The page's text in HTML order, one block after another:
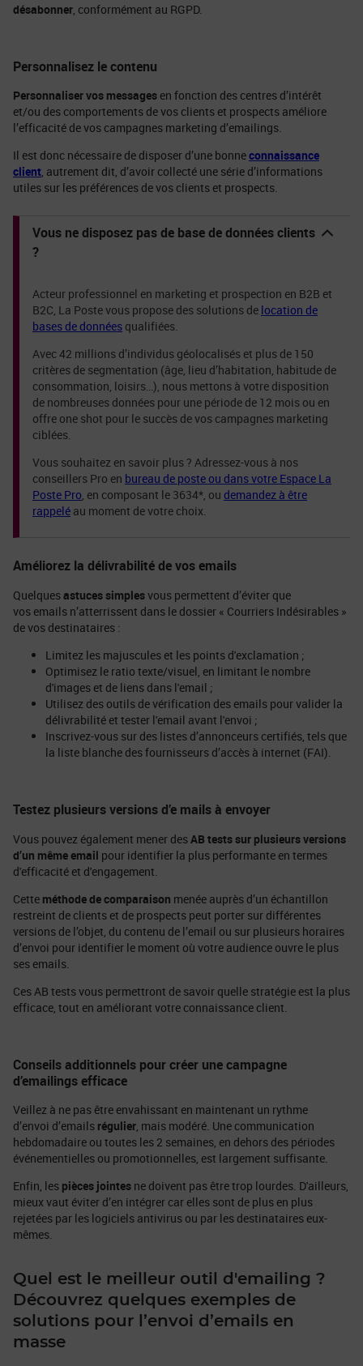
désabonner , conformément au RGPD.
Personnalisez le contenu
Personnaliser vos messages en fonction des centres d’intérêt
et/ou des comportements de vos clients et prospects améliore
l’efficacité de vos campagnes marketing d’emailings.
Il est donc nécessaire de disposer d’une bonneconnaissance
client, autrement dit, d’avoir collecté une série d’informations
utiles sur les préférences de vos clients et prospects.
Vous ne disposez pas de base de données clients
?
Acteur professionnel en marketing et prospection en B2B et
B2C, La Poste vous propose des solutions de location de
bases de données qualifiées.
Avec 42 millions d’individus géolocalisés et plus de 150
critères de segmentation (âge, lieu d’habitation, habitude de
consommation, loisirs…), nous mettons à votre disposition
de nombreuses données pour une période de 12 mois ou en
offre one shot pour le succès de vos campagnes marketing
ciblées.
Vous souhaitez en savoir plus ? Adressez-vous à nos
conseillers Pro en bureau de poste ou dans votre Espace La
Poste Pro, en composant le 3634*, ou demandez à être
rappelé au moment de votre choix.
Améliorez la délivrabilité de vos emails
Quelquesastuces simplesvous permettent d’éviter que
vos emails n’atterrissent dans le dossier « Courriers Indésirables »
de vos destinataires :
Limitez les majuscules et les points d'exclamation ;
Optimisez le ratio texte/visuel, en limitant le nombre
d'images et de liens dans l'email ;
Utilisez des outils de vérification des emails pour valider la
délivrabilité et tester l'email avant l'envoi ;
Inscrivez-vous sur des listes d’annonceurs certifiés, tels que
la liste blanche des fournisseurs d’accès à internet (FAI).
Testez plusieurs versions d’e mails à envoyer
Vous pouvez également mener desAB tests sur plusieurs versions
d’un même email pour identifier la plus performante en termes
d'efficacité et d'engagement.
Cette méthode de comparaison menée auprès d’un échantillon
restreint de clients et de prospects peut porter sur différentes
versions de l’objet, du contenu de l’email ou sur plusieurs horaires
d’envoi pour identifier le moment où votre audience ouvre le plus
ses emails.
Ces AB tests vous permettront de savoir quelle stratégie est la plus
efficace, tout en améliorant votre connaissance client.
Conseils additionnels pour créer une campagne
d’emailings efficace
Veillez à ne pas être envahissant en maintenant un rythme
d’envoi d’emails régulier, mais modéré. Une communication
hebdomadaire ou toutes les 2 semaines, en dehors des périodes
événementielles ou promotionnelles, est largement suffisante.
Enfin, les pièces jointes ne doivent pas être trop lourdes. D'ailleurs,
mieux vaut éviter d’en intégrer car elles sont de plus en plus
rejetées par les logiciels antivirus ou par les destinataires eux-
mêmes.
Quel est le meilleur outil d'emailing ?
Découvrez quelques exemples de
solutions pour l’envoi d’emails en
masse